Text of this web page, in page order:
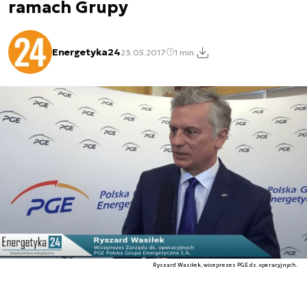
ramach Grupy
Energetyka2423.05.2017 1 min.
Ryszard Wasiłek, wiceprezes PGE ds. operacyjnych.